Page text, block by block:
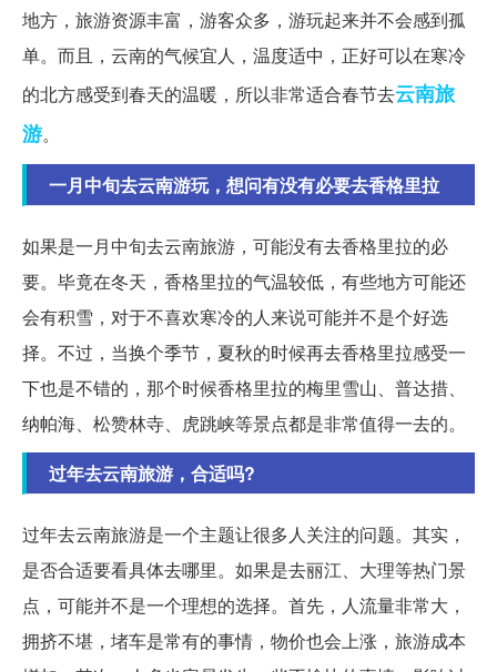
地方，旅游资源丰富，游客众多，游玩起来并不会感到孤
单。而且，云南的气候宜人，温度适中，正好可以在寒冷
的北方感受到春天的温暖，所以非常适合春节去云南旅
游。
一月中旬去云南游玩，想问有没有必要去香格里拉
如果是一月中旬去云南旅游，可能没有去香格里拉的必
要。毕竟在冬天，香格里拉的气温较低，有些地方可能还
会有积雪，对于不喜欢寒冷的人来说可能并不是个好选
择。不过，当换个季节，夏秋的时候再去香格里拉感受一
下也是不错的，那个时候香格里拉的梅里雪山、普达措、
纳帕海、松赞林寺、虎跳峡等景点都是非常值得一去的。
过年去云南旅游，合适吗?
过年去云南旅游是一个主题让很多人关注的问题。其实，
是否合适要看具体去哪里。如果是去丽江、大理等热门景
点，可能并不是一个理想的选择。首先，人流量非常大，
拥挤不堪，堵车是常有的事情，物价也会上涨，旅游成本